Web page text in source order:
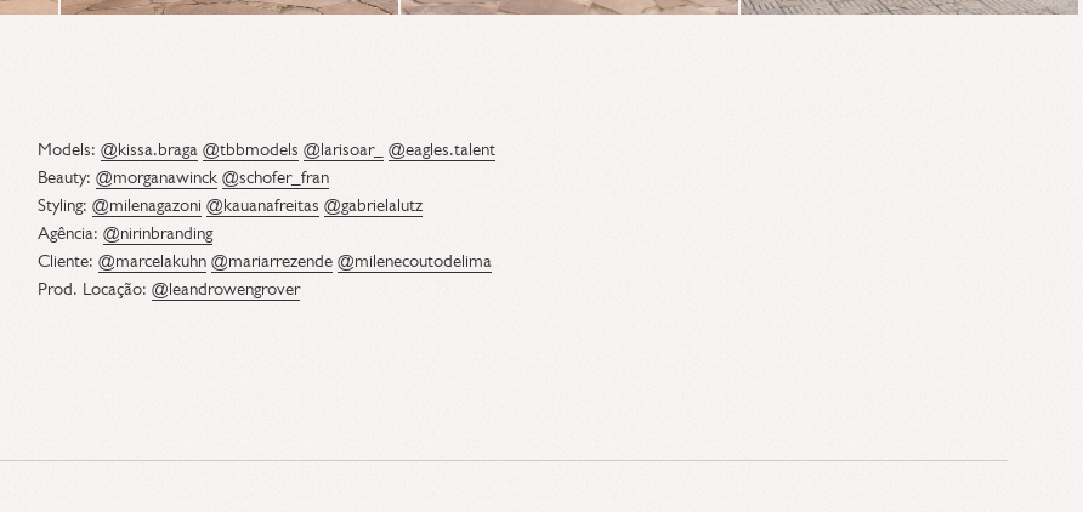
Models: @kissa.braga @tbbmodels @larisoar_
@eagles.talent
Beauty: @morganawinck @schofer_fran
Styling: @milenagazoni @kauanafreitas @gabrielalutz
Agência: @nirinbranding
Cliente: @marcelakuhn @mariarrezende @milenecoutodelima
Prod. Locação: @leandrowengrover